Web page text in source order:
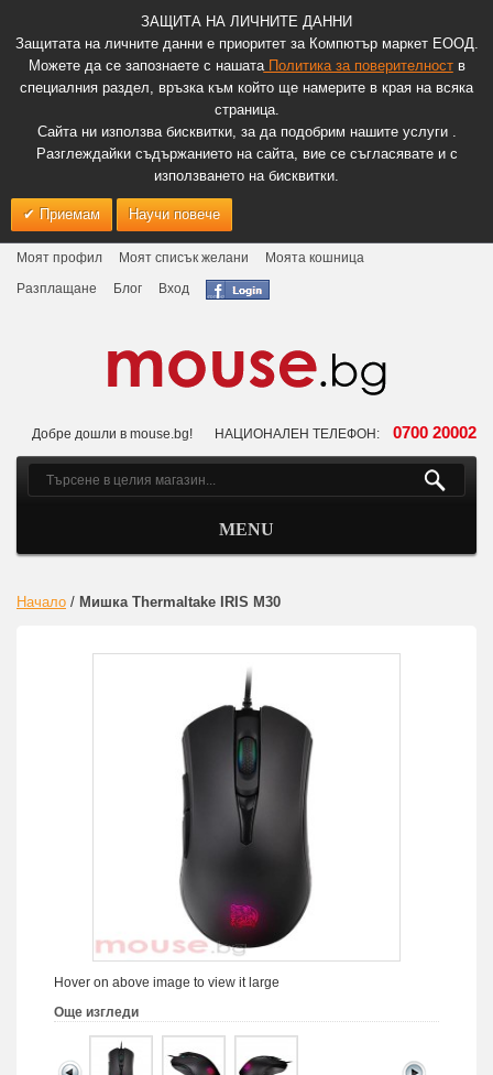
ЗАЩИТА НА ЛИЧНИТЕ ДАННИ
Защитата на личните данни е приоритет за Компютър маркет ЕООД.
Можете да се запознаете с нашатаПолитика за поверителноств
специалния раздел, връзка към който ще намерите в края на всяка
страница.
Сайта ни използва бисквитки, за да подобрим нашите услуги .
Разглеждайки съдържанието на сайта, вие се съгласявате и с
използването на бисквитки.
Приемам Научи повече
Моят профил Моят списък желани
Моята кошница
Разплащане
Блог Вход
Добре дошли в mouse.bg! НАЦИОНАЛЕН ТЕЛЕФОН: 0700 20002
MENU
Начало / Мишка Thermaltake IRIS M30
Hover on above image to view it large
Още изгледи